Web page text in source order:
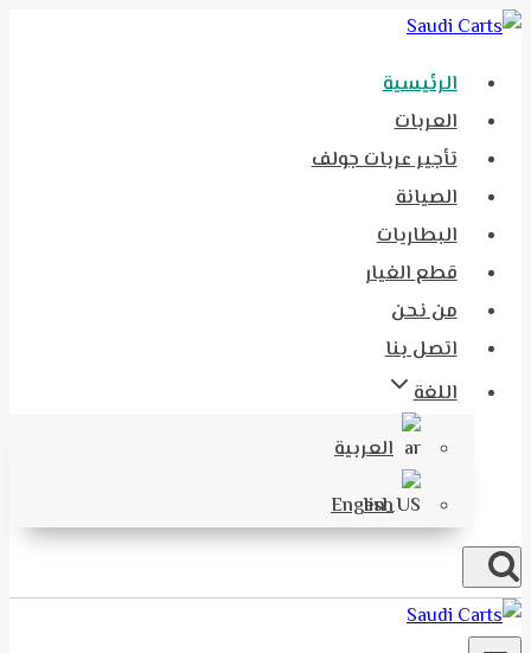
الرئيسية
العربات
تأجير عربات جولف
الصيانة
البطاريات
قطع الغيار
من نحن
اتصل بنا
اللغة
العربية
English